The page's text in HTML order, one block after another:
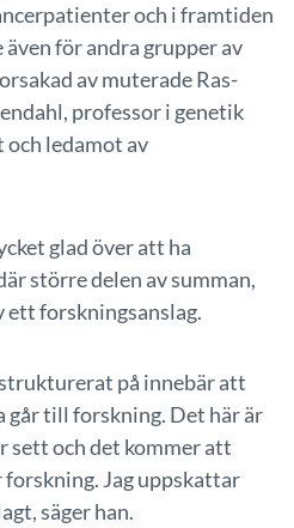
och i framtiden
för andra grupper av
av muterade Ras-
professor i genetik
ledamot av
glad över att ha
större delen av summan,
ett forskningsanslag.
på innebär att
går till forskning. Det här är
sett och det kommer att
Jag uppskattar
säger han.